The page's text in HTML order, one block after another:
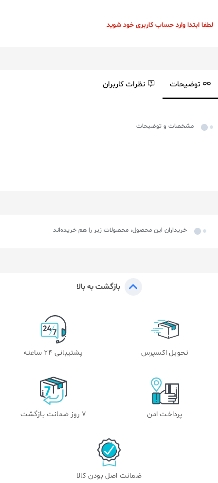
لطفا ابتدا وارد حساب کاربری خود شوید
توضیحات نظرات کاربران
مشخصات و توضیحات
خریداران این محصول، محصولات زیر را هم خریده‌اند
بازگشت به بالا
تحویل اکسپرس پشتیبانی 24 ساعته
پرداخت امن ۷ روز ضمانت بازگشت
ضمانت اصل بودن کالا